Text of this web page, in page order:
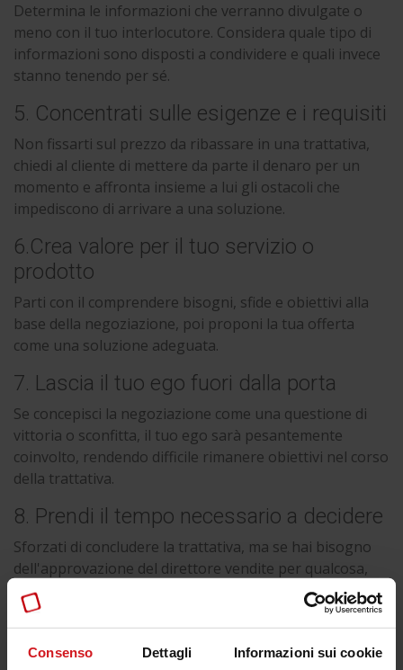
Consenso Dettagli Informazioni sui cookie
Determina le informazioni che verranno divulgate o
meno con il tuo interlocutore. Considera quale tipo di
informazioni sono disposti a condividere e quali invece
stanno tenendo per sé.
5. Concentrati sulle esigenze e i requisiti
Non fissarti sul prezzo da ribassare in una trattativa,
chiedi al cliente di mettere da parte il denaro per un
momento e affronta insieme a lui gli ostacoli che
impediscono di arrivare a una soluzione.
6.Crea valore per il tuo servizio o
prodotto
Parti con il comprendere bisogni, sfide e obiettivi alla
base della negoziazione, poi proponi la tua offerta
come una soluzione adeguata.
7. Lascia il tuo ego fuori dalla porta
Se concepisci la negoziazione come una questione di
vittoria o sconfitta, il tuo ego sarà pesantemente
coinvolto, rendendo difficile rimanere obiettivi nel corso
della trattativa.
8. Prendi il tempo necessario a decidere
Sforzati di concludere la trattativa, ma se hai bisogno
dell'approvazione del direttore vendite per qualcosa,
comunica chiaramente al potenziale cliente che hai
bisogno di verificare alcuni elementi con il tuo manager
prima di mettere mano all'accordo.